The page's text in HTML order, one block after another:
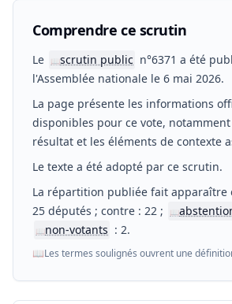
Comprendre ce scrutin
Le 📖scrutin public n°6371 a été
l'Assemblée nationale le 6 mai 2026.
La page présente les informations
disponibles pour ce vote,
résultat et les éléments de contexte
Le texte a été adopté par ce scrutin.
La répartition publiée fait apparaître
25 députés ; contre : 22 ;
📖
📖non-votants : 2.
📖Les termes soulignés ouvrent une